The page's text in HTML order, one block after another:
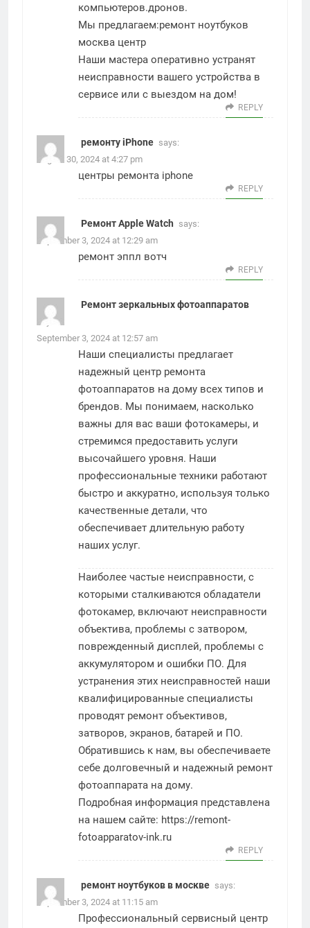
компьютеров.дронов.
Мы предлагаем:ремонт ноутбуков
москва центр
Наши мастера оперативно устранят
неисправности вашего устройства в
сервисе или с выездом на дом!
REPLY
ремонту iPhone says:
August 30, 2024 at 4:27 pm
центры ремонта iphone
REPLY
Ремонт Apple Watch says:
September 3, 2024 at 12:29 am
ремонт эппл вотч
REPLY
Ремонт зеркальных фотоаппаратов
says:
September 3, 2024 at 12:57 am
Наши специалисты предлагает
надежный центр ремонта
фотоаппаратов на дому всех типов и
брендов. Мы понимаем, насколько
важны для вас ваши фотокамеры, и
стремимся предоставить услуги
высочайшего уровня. Наши
профессиональные техники работают
быстро и аккуратно, используя только
качественные детали, что
обеспечивает длительную работу
наших услуг.
Наиболее частые неисправности, с
которыми сталкиваются обладатели
фотокамер, включают неисправности
объектива, проблемы с затвором,
поврежденный дисплей, проблемы с
аккумулятором и ошибки ПО. Для
устранения этих неисправностей наши
квалифицированные специалисты
проводят ремонт объективов,
затворов, экранов, батарей и ПО.
Обратившись к нам, вы обеспечиваете
себе долговечный и надежный ремонт
фотоаппарата на дому.
Подробная информация представлена
на нашем сайте: https://remont-
fotoapparatov-ink.ru
REPLY
ремонт ноутбуков в москве says:
September 3, 2024 at 11:15 am
Профессиональный сервисный центр